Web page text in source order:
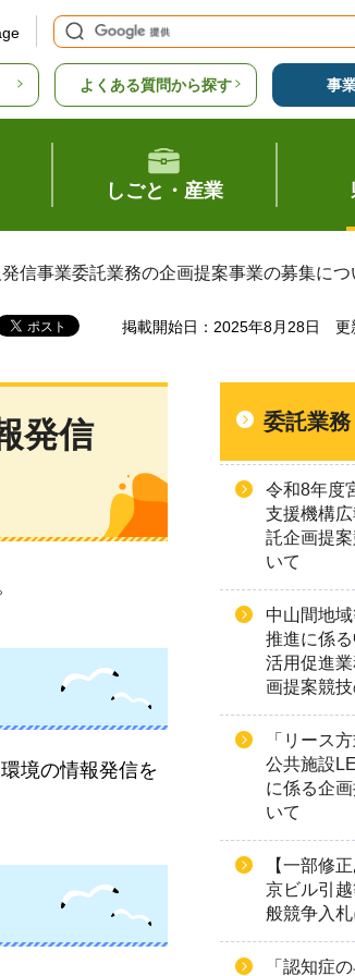
よくある質問から探す 事
しごと・産業
信事業委託業務の企画提案事業の募集につ
掲載開始日：2025年8月28日 更
発信
境の情報発信を
委託業務
令和8年度
支援機構
託企画提
いて
中山間地
推進に係
活用促進
画提案競
「リース
公共施設
に係る企
いて
【一部修
京ビル引
般競争入
「認知症